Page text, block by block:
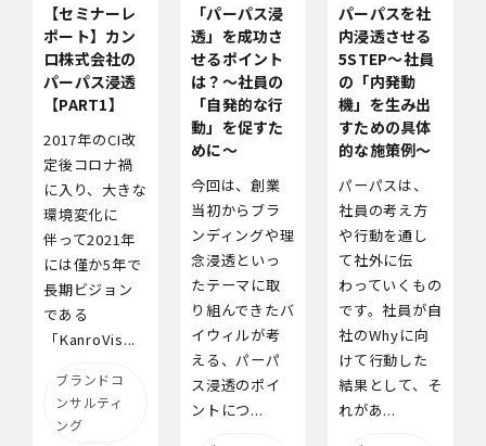
【セミナーレ
ポート】カン
ロ株式会社の
パーパス浸透
【PART1】
2017年のCI改
定後コロナ禍
に入り、大きな
環境変化に
伴って2021年
には僅か5年で
長期ビジョン
である
「KanroVis...
ブランドコ
ンサルティ
ング
「パーパス浸
透」を成功さ
せるポイント
は？～社員の
「自発的な行
動」を促すた
めに～
今回は、創業
当初からブラ
ンディングや理
念浸透といっ
たテーマに取
り組んできたバ
イウィルが考
える、パーパ
ス浸透のポイ
ントにつ...
パーパスを社
内浸透させる
5STEP～社員
の「内発動
機」を生み出
すための具体
的な施策例～
パーパスは、
社員の考え方
や行動を通し
て社外に伝
わっていくもの
です。社員が自
社のWhyに向
けて行動した
結果として、そ
れがあ...